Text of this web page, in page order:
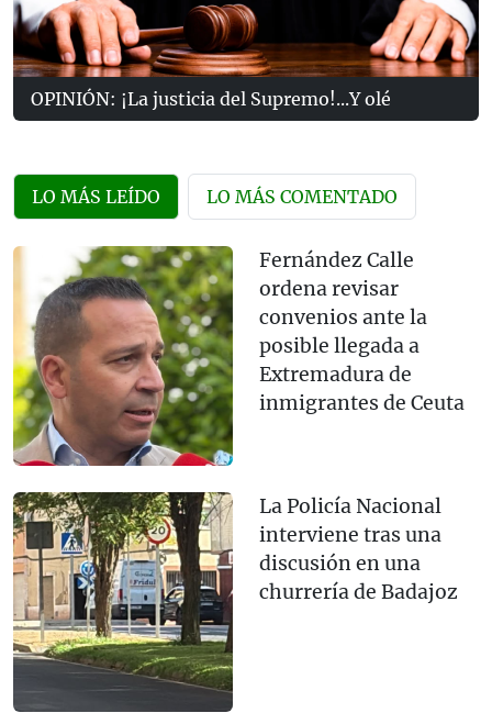
OPINIÓN: ¡La justicia del Supremo!...Y olé
LO MÁS LEÍDO LO MÁS COMENTADO
Fernández Calle
ordena revisar
convenios ante la
posible llegada a
Extremadura de
inmigrantes de Ceuta
La Policía Nacional
interviene tras una
discusión en una
churrería de Badajoz